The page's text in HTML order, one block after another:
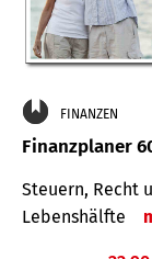
FINANZEN
Finanzplaner
Steuern, Recht
Lebenshälfte